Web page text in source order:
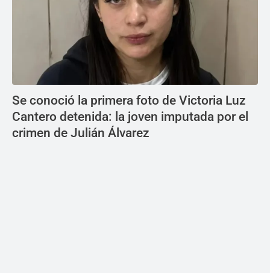
Se conoció la primera foto de Victoria Luz
Cantero detenida: la joven imputada por el
crimen de Julián Álvarez